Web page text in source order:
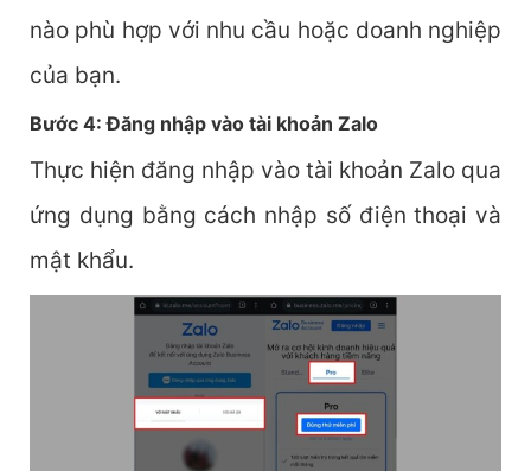
nào phù hợp với nhu cầu hoặc doanh nghiệp
của bạn.
Bước 4: Đăng nhập vào tài khoản Zalo
Thực hiện đăng nhập vào tài khoản Zalo qua
ứng dụng bằng cách nhập số điện thoại và
mật khẩu.